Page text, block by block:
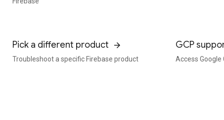
Pick a different product
Troubleshoot a specific Firebase product
GCP
Access